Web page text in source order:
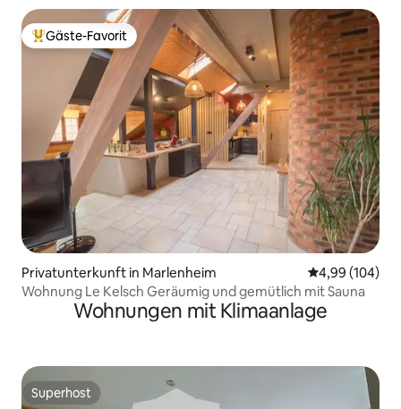
Beliebter Gäste-Favorit.
Gäste-Favorit
Privatunterkunft in Marlenheim
4,99 (104)
Wohnung Le Kelsch Geräumig und gemütlich mit Sauna
Wohnungen mit Klimaanlage
Superhost
Superhost